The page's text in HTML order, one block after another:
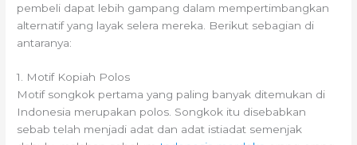
pembeli dapat lebih gampang dalam mempertimbangkan
alternatif yang layak selera mereka. Berikut sebagian di
antaranya:
1. Motif Kopiah Polos
Motif songkok pertama yang paling banyak ditemukan di
Indonesia merupakan polos. Songkok itu disebabkan
sebab telah menjadi adat dan adat istiadat semenjak